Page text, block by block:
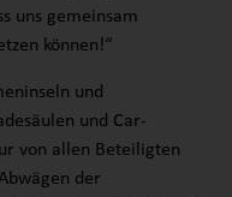
uns gemeinsam
können!“
und
und Car-
von allen Beteiligten
der